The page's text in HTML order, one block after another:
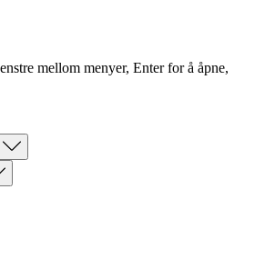
mellom menyer, Enter for å åpne,